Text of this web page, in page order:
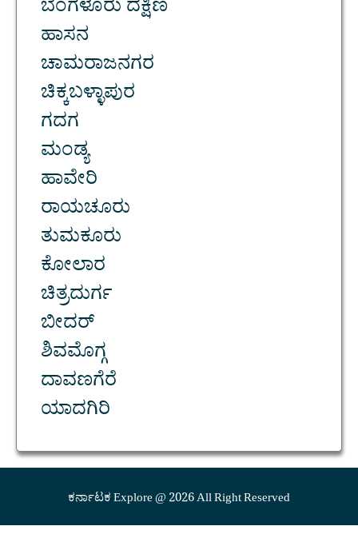
ಬೆಂಗಳೂರು ದಕ್ಷಿಣ
ಹಾಸನ
ಚಾಮರಾಜನಗರ
ಚಿಕ್ಕಬಳ್ಳಾಪುರ
ಗದಗ
ಮಂಡ್ಯ
ಹಾವೇರಿ
ರಾಯಚೂರು
ತುಮಕೂರು
ಕೋಲಾರ
ಚಿತ್ರದುರ್ಗ
ಬೀದರ್
ಶಿವಮೊಗ್ಗ
ದಾವಣಗೆರೆ
ಯಾದಗಿರಿ
ಕರ್ನಾಟಕ Explore @ 2026 All Right Reserved